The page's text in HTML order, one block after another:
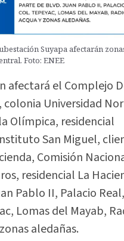
Suyapa afectarán
Foto: ENEE
afectará el Complejo
colonia Universidad
Olímpica, residencial
San Miguel,
Comisión
residencial La
Pablo II, Palacio
Lomas del Mayab,
aledañas.